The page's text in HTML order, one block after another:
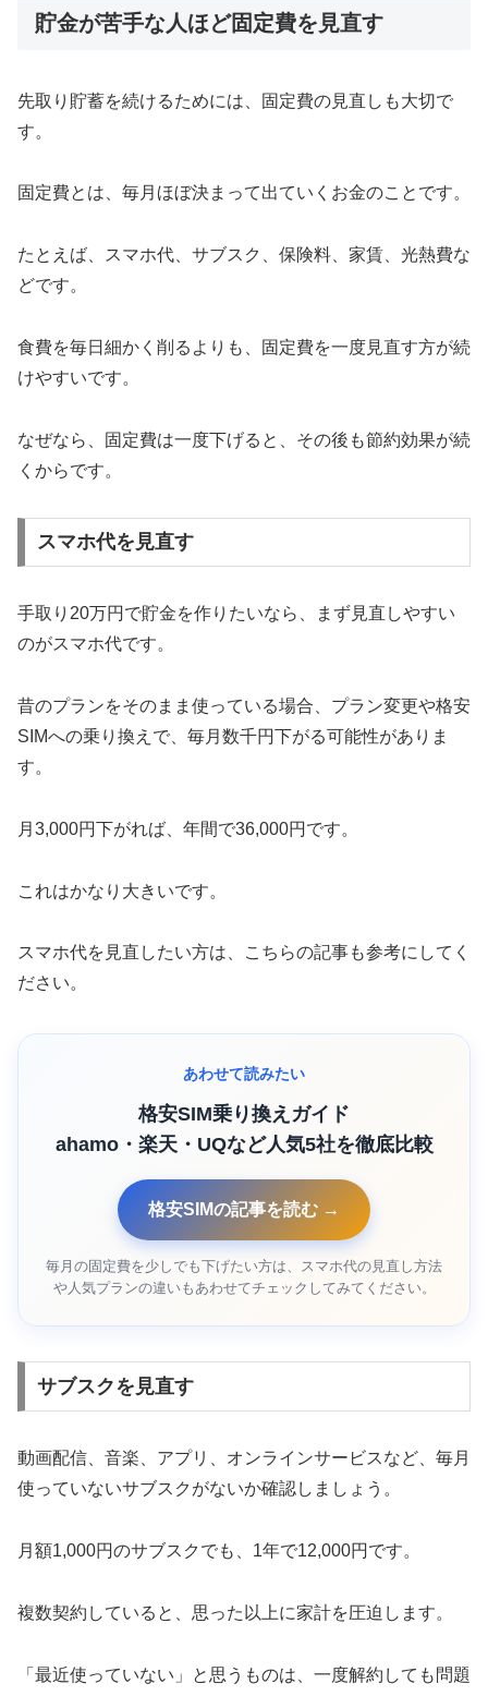
貯金が苦手な人ほど固定費を見直す
先取り貯蓄を続けるためには、固定費の見直しも大切で
す。
固定費とは、毎月ほぼ決まって出ていくお金のことです。
たとえば、スマホ代、サブスク、保険料、家賃、光熱費な
どです。
食費を毎日細かく削るよりも、固定費を一度見直す方が続
けやすいです。
なぜなら、固定費は一度下げると、その後も節約効果が続
くからです。
スマホ代を見直す
手取り20万円で貯金を作りたいなら、まず見直しやすい
のがスマホ代です。
昔のプランをそのまま使っている場合、プラン変更や格安
SIMへの乗り換えで、毎月数千円下がる可能性がありま
す。
月3,000円下がれば、年間で36,000円です。
これはかなり大きいです。
スマホ代を見直したい方は、こちらの記事も参考にしてく
ださい。
あわせて読みたい
格安SIM乗り換えガイド
ahamo・楽天・UQなど人気5社を徹底比較
格安SIMの記事を読む →
毎月の固定費を少しでも下げたい方は、スマホ代の見直し方法
や人気プランの違いもあわせてチェックしてみてください。
サブスクを見直す
動画配信、音楽、アプリ、オンラインサービスなど、毎月
使っていないサブスクがないか確認しましょう。
月額1,000円のサブスクでも、1年で12,000円です。
複数契約していると、思った以上に家計を圧迫します。
「最近使っていない」と思うものは、一度解約しても問題